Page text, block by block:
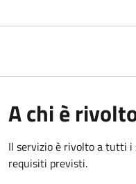
A chi è
Il servizio è rivolto a tutti i
requisiti previsti.